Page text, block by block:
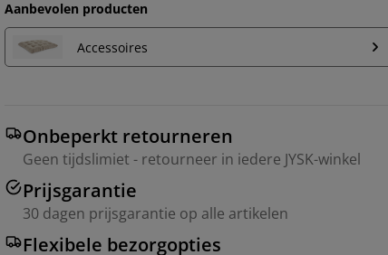
Aanbevolen producten
Accessoires
Onbeperkt retourneren
Geen tijdslimiet - retourneer in iedere JYSK-winkel
Prijsgarantie
30 dagen prijsgarantie op alle artikelen
Flexibele bezorgopties